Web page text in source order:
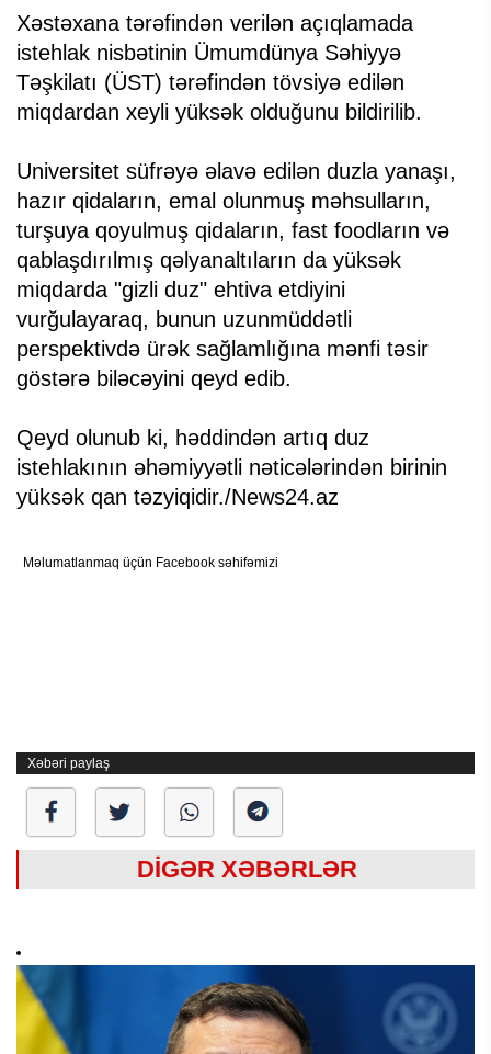
Xəstəxana tərəfindən verilən açıqlamada
istehlak nisbətinin Ümumdünya Səhiyyə
Təşkilatı (ÜST) tərəfindən tövsiyə edilən
miqdardan xeyli yüksək olduğunu bildirilib.
Universitet süfrəyə əlavə edilən duzla yanaşı,
hazır qidaların, emal olunmuş məhsulların,
turşuya qoyulmuş qidaların, fast foodların və
qablaşdırılmış qəlyanaltıların da yüksək
miqdarda "gizli duz" ehtiva etdiyini
vurğulayaraq, bunun uzunmüddətli
perspektivdə ürək sağlamlığına mənfi təsir
göstərə biləcəyini qeyd edib.
Qeyd olunub ki, həddindən artıq duz
istehlakının əhəmiyyətli nəticələrindən birinin
yüksək qan təzyiqidir./News24.az
Məlumatlanmaq üçün Facebook səhifəmizi
Xəbəri paylaş
DİGƏR XƏBƏRLƏR